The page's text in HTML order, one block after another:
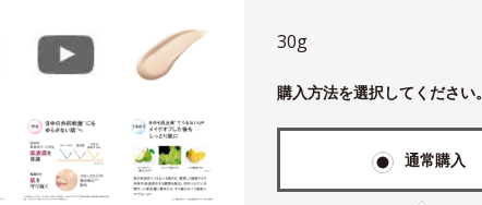
30g
購入方法を選択してください。
通常購入